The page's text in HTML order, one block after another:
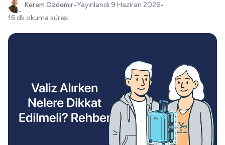
Kerem Özdemir•Yayınlandı 9 Haziran 2026•
16 dk okuma süresi